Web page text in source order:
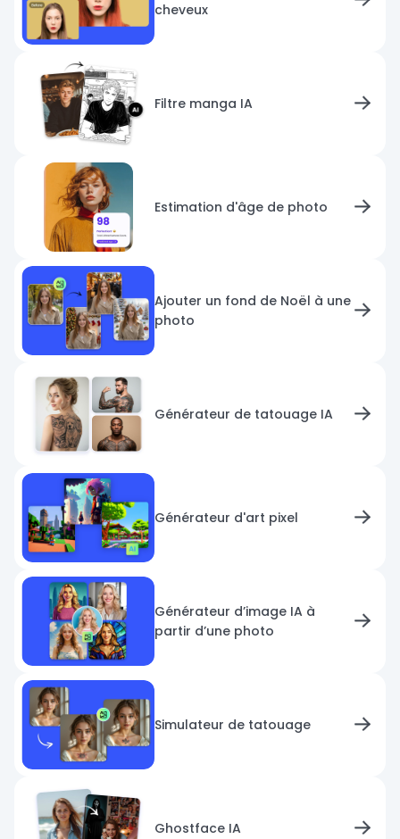
cheveux
Filtre manga IA
Estimation d'âge de photo
Ajouter un fond de Noël à une
photo
Générateur de tatouage IA
Générateur d'art pixel
Générateur d’image IA à
partir d’une photo
Simulateur de tatouage
Ghostface IA